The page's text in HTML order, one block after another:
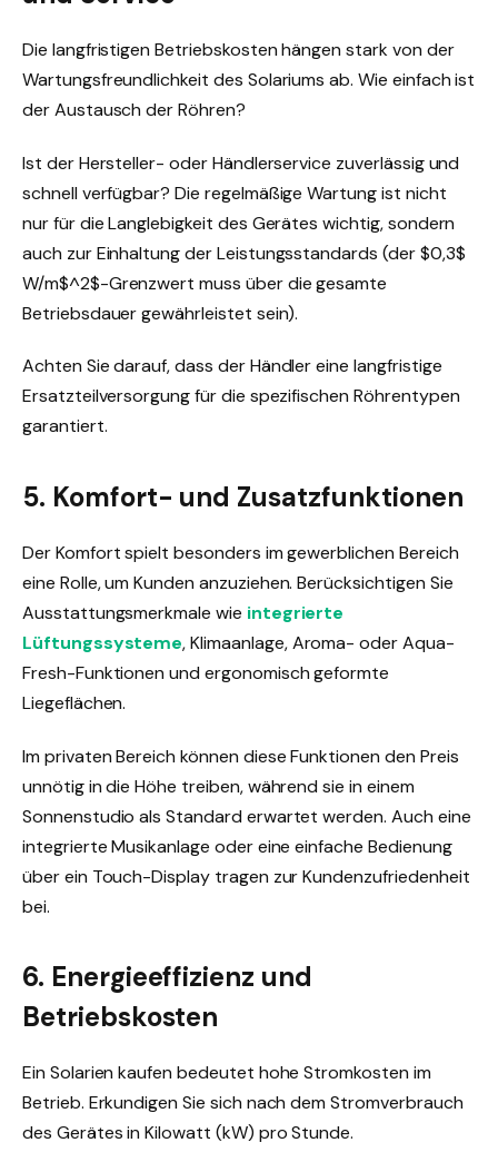
Die langfristigen Betriebskosten hängen stark von der
Wartungsfreundlichkeit des Solariums ab. Wie einfach ist
der Austausch der Röhren?
Ist der Hersteller- oder Händlerservice zuverlässig und
schnell verfügbar? Die regelmäßige Wartung ist nicht
nur für die Langlebigkeit des Gerätes wichtig, sondern
auch zur Einhaltung der Leistungsstandards (der $0,3$
W/m$^2$-Grenzwert muss über die gesamte
Betriebsdauer gewährleistet sein).
Achten Sie darauf, dass der Händler eine langfristige
Ersatzteilversorgung für die spezifischen Röhrentypen
garantiert.
5. Komfort- und Zusatzfunktionen
Der Komfort spielt besonders im gewerblichen Bereich
eine Rolle, um Kunden anzuziehen. Berücksichtigen Sie
Ausstattungsmerkmale wie integrierte
Lüftungssysteme, Klimaanlage, Aroma- oder Aqua-
Fresh-Funktionen und ergonomisch geformte
Liegeflächen.
Im privaten Bereich können diese Funktionen den Preis
unnötig in die Höhe treiben, während sie in einem
Sonnenstudio als Standard erwartet werden. Auch eine
integrierte Musikanlage oder eine einfache Bedienung
über ein Touch-Display tragen zur Kundenzufriedenheit
bei.
6. Energieeffizienz und
Betriebskosten
Ein Solarien kaufen bedeutet hohe Stromkosten im
Betrieb. Erkundigen Sie sich nach dem Stromverbrauch
des Gerätes in Kilowatt (kW) pro Stunde.